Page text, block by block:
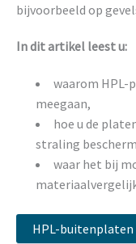
bijvoorbeeld op
In dit artikel leest u:
waarom HPL-
meegaan,
hoe u de
straling
waar het bij
HPL-buitenplaten